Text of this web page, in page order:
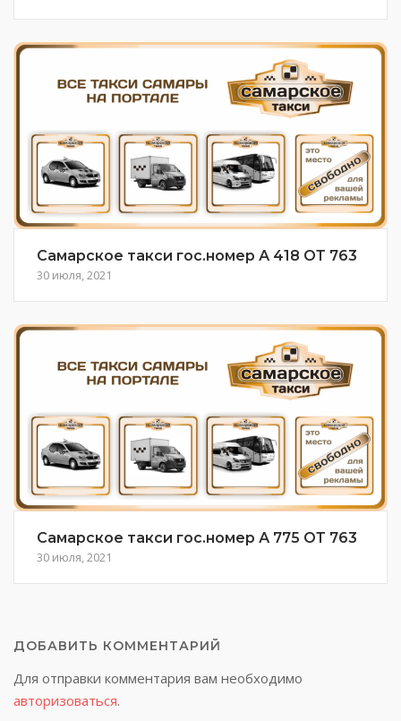
Самарское такси гос.номер А 418 ОТ 763
30 июля, 2021
Самарское такси гос.номер А 775 ОТ 763
30 июля, 2021
ДОБАВИТЬ КОММЕНТАРИЙ
Для отправки комментария вам необходимо
авторизоваться.